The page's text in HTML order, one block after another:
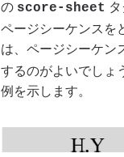
の score-sheet
ページシーケンスを
は、ページシーケン
するのがよいでしょ
例を示します。